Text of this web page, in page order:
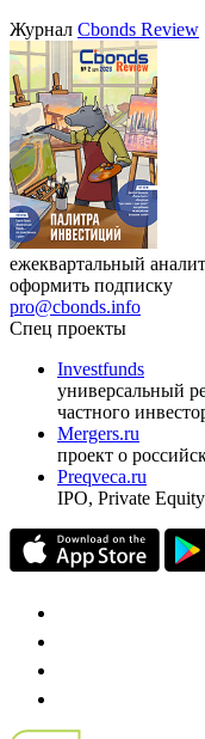
Журнал Cbonds Review
ежеквартальный
оформить подписку
pro@cbonds.info
Спец проекты
Investfunds
универсальный
частного
Mergers.ru
проект о
Preqveca.ru
IPO, Private